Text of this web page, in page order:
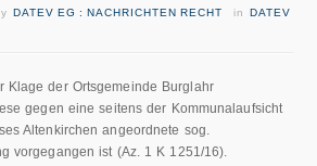
DATEV EG : NACHRICHTEN RECHT inDATEV
Klage der Ortsgemeinde Burglahr
gegen eine seitens der Kommunalaufsicht
Altenkirchen angeordnete sog.
vorgegangen ist (Az. 1 K 1251/16).